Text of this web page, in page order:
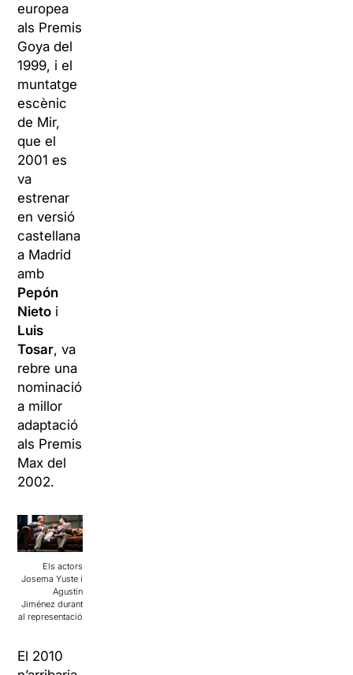
europea
als Premis
Goya del
1999, i el
muntatge
escènic
de Mir,
que el
2001 es
va
estrenar
en versió
castellana
a Madrid
amb
Pepón
Nieto i
Luis
Tosar, va
rebre una
nominació
a millor
adaptació
als Premis
Max del
2002.
Els actors
Josema Yuste i
Agustín
Jiménez durant
al representació
El 2010